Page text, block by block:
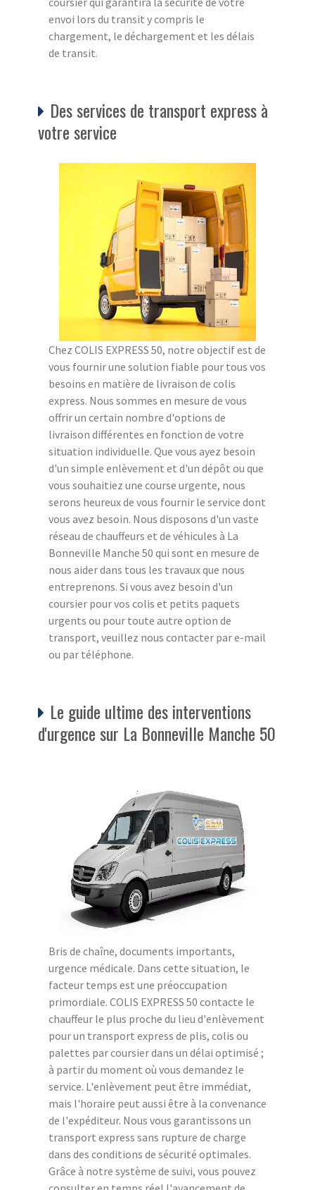
envoi lors du transit y compris le
chargement, le déchargement et les délais
de transit.
Des services de transport express à
votre service
Chez COLIS EXPRESS 50, notre objectif est de
vous fournir une solution fiable pour tous vos
besoins en matière de livraison de colis
express. Nous sommes en mesure de vous
offrir un certain nombre d'options de
livraison différentes en fonction de votre
situation individuelle. Que vous ayez besoin
d'un simple enlèvement et d'un dépôt ou que
vous souhaitiez une course urgente, nous
serons heureux de vous fournir le service dont
vous avez besoin. Nous disposons d'un vaste
réseau de chauffeurs et de véhicules à La
Bonneville Manche 50 qui sont en mesure de
nous aider dans tous les travaux que nous
entreprenons. Si vous avez besoin d'un
coursier pour vos colis et petits paquets
urgents ou pour toute autre option de
transport, veuillez nous contacter par e-mail
ou par téléphone.
Le guide ultime des interventions
d'urgence sur La Bonneville Manche 50
Bris de chaîne, documents importants,
urgence médicale. Dans cette situation, le
facteur temps est une préoccupation
primordiale. COLIS EXPRESS 50 contacte le
chauffeur le plus proche du lieu d'enlèvement
pour un transport express de plis, colis ou
palettes par coursier dans un délai optimisé ;
à partir du moment où vous demandez le
service. L'enlèvement peut être immédiat,
mais l'horaire peut aussi être à la convenance
de l'expéditeur. Nous vous garantissons un
transport express sans rupture de charge
dans des conditions de sécurité optimales.
Grâce à notre système de suivi, vous pouvez